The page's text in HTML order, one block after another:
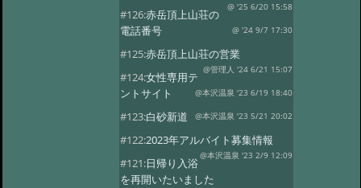
@ '25 6/20 15:58
#126:赤岳頂上山荘の
電話番号
@ '24 9/7 17:30
#125:赤岳頂上山荘の営業
@管理人 '24 6/21 15:07
#124:女性専用テ
ントサイト
@本沢温泉 '23 6/19 18:40
#123:白砂新道 @本沢温泉 '23 5/21 20:02
#122:2023年アルバイト募集情報
@本沢温泉 '23 2/9 12:09
#121:日帰り入浴
を再開いたいました